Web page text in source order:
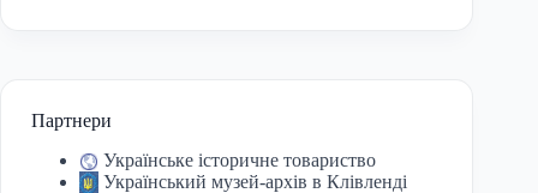
Партнери
Українське історичне товариство
Український музей-архів в Клівленді